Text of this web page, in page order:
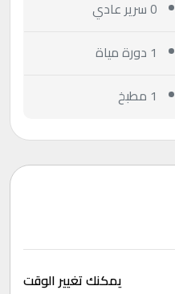
0 سرير عادي
1 دورة مياة
1 مطبخ
يمكنك تغيير الوقت